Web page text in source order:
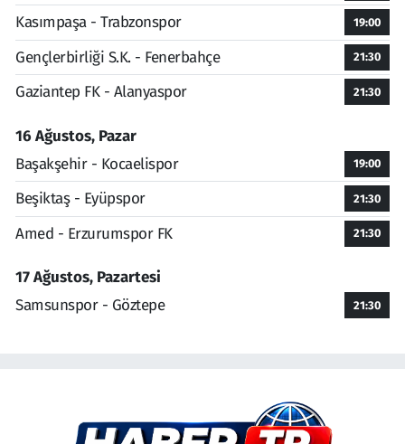
Kasımpaşa - Trabzonspor 19:00
Gençlerbirliği S.K. - Fenerbahçe 21:30
Gaziantep FK - Alanyaspor 21:30
16 Ağustos, Pazar
Başakşehir - Kocaelispor
19:00
Beşiktaş - Eyüpspor 21:30
Amed - Erzurumspor FK 21:30
17 Ağustos, Pazartesi
Samsunspor - Göztepe
21:30